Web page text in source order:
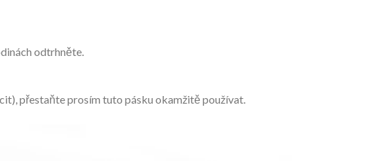
odtrhněte.
přestaňte prosím tuto pásku okamžitě používat.